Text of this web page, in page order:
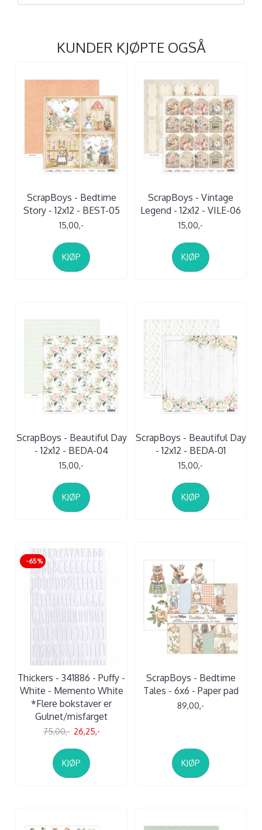
KUNDER KJØPTE OGSÅ
ScrapBoys - Bedtime
Story - 12x12 - BEST-05
15,00,-
KJØP
ScrapBoys - Vintage
Legend - 12x12 - VILE-06
15,00,-
KJØP
ScrapBoys - Beautiful Day
- 12x12 - BEDA-04
15,00,-
KJØP
ScrapBoys - Beautiful Day
- 12x12 - BEDA-01
15,00,-
KJØP
-65%
Thickers - 341886 - Puffy -
White - Memento White
*Flere bokstaver er
Gulnet/misfarget
75,00,- 26,25,-
KJØP
ScrapBoys - Bedtime
Tales - 6x6 - Paper pad
89,00,-
KJØP